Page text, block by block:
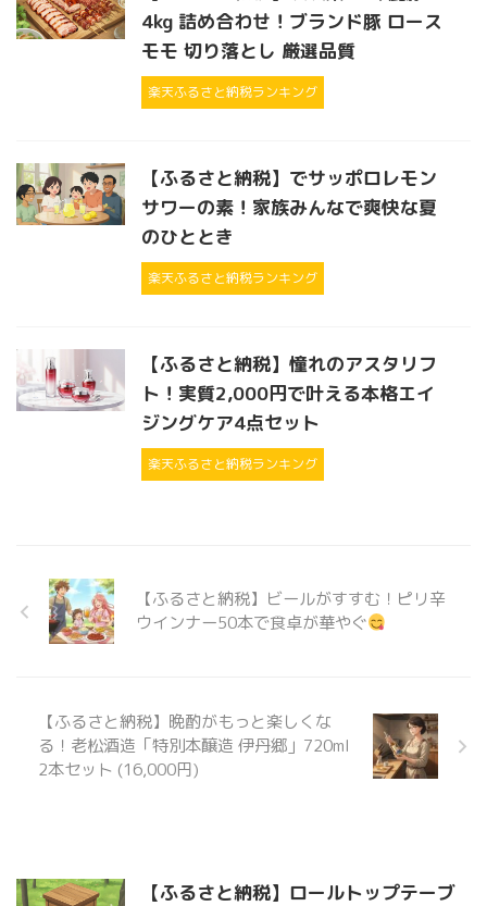
4kg 詰め合わせ！ブランド豚 ロース
モモ 切り落とし 厳選品質
楽天ふるさと納税ランキング
【ふるさと納税】でサッポロレモン
サワーの素！家族みんなで爽快な夏
のひととき
楽天ふるさと納税ランキング
【ふるさと納税】憧れのアスタリフ
ト！実質2,000円で叶える本格エイ
ジングケア4点セット
楽天ふるさと納税ランキング
【ふるさと納税】ビールがすすむ！ピリ辛
ウインナー50本で食卓が華やぐ
【ふるさと納税】晩酌がもっと楽しくな
る！老松酒造「特別本醸造 伊丹郷」720ml
2本セット (16,000円)
【ふるさと納税】ロールトップテーブ